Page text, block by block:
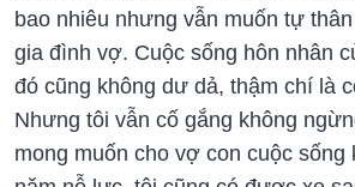
bao nhiêu nhưng vẫn muốn tự
gia đình vợ. Cuộc sống hôn nhân
đó cũng không dư dả, thậm chí là
Nhưng tôi vẫn cố gắng không
mong muốn cho vợ con cuộc sống